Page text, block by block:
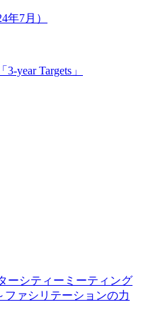
年7月）
year Targets」
ーシティーミーティング
ファシリテーションの力